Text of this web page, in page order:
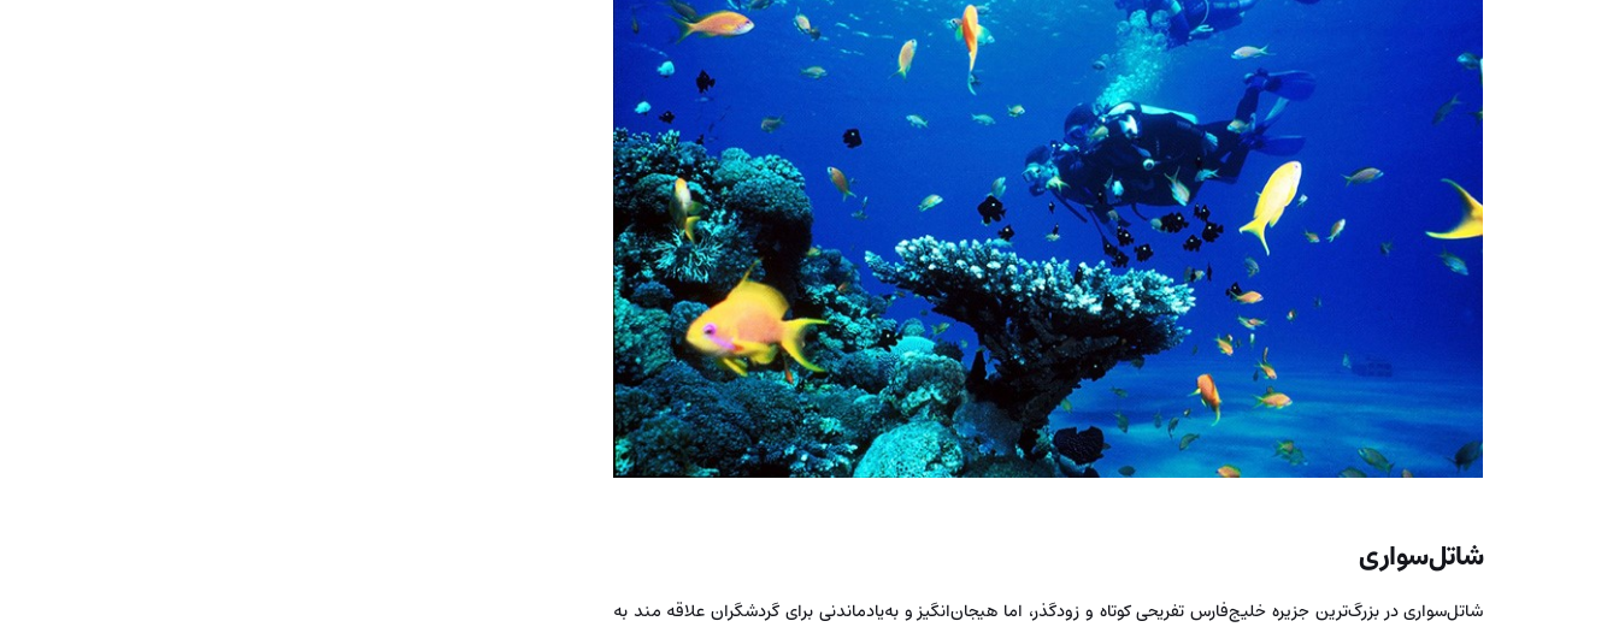
شاتل‌سواری
شاتل‌سواری در بزرگ‌ترین جزیره خلیج‌فارس تفریحی کوتاه و زودگذر، اما هیجان‌انگیز و به‌یادماندنی برای گردشگران علاقه مند به